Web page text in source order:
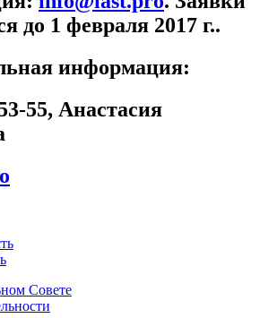
до 1 февраля 2017 г..
информация:
55, Анастасия
Совете